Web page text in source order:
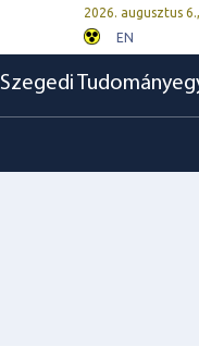
2026. augusztus
EN
Szegedi